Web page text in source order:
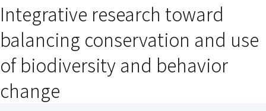
ウで開きます）
ンドウで開きます）
ウインドウで開きます）
Integrative research toward
balancing conservation and use
of biodiversity and behavior
change